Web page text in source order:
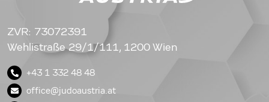
ZVR: 73072391
Wehlistraße 29/1/111, 1200 Wien
+43 1 332 48 48
office@judoaustria.at